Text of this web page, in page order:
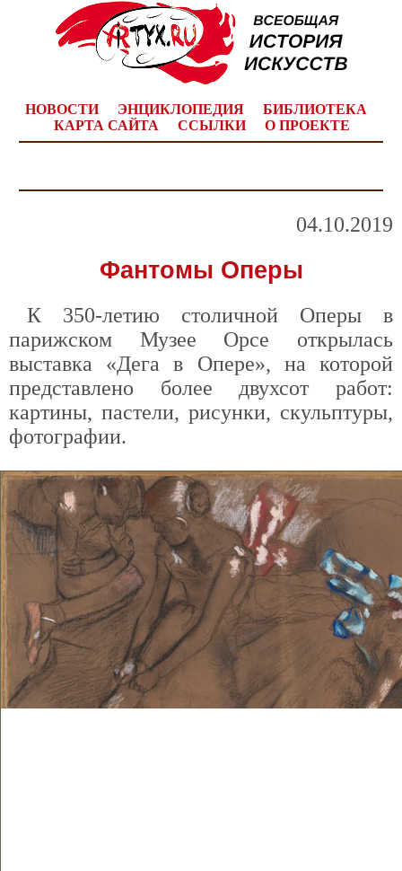
НОВОСТИ ЭНЦИКЛОПЕДИЯ
БИБЛИОТЕКА
КАРТА САЙТА
ССЫЛКИ О ПРОЕКТЕ
04.10.2019
Фантомы Оперы
К 350-летию столичной Оперы в
парижском Музее Орсе открылась
выставка «Дега в Опере», на которой
представлено более двухсот работ:
картины, пастели, рисунки, скульптуры,
фотографии.